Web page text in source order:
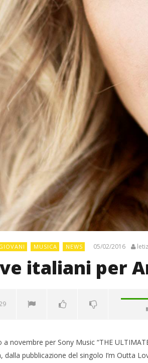
MUSICA NEWS 05/02/2016
italiani per
a novembre per Sony Music “THE
dalla pubblicazione del singolo I’m Outta